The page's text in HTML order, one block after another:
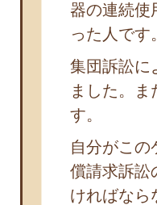
器の連続使
った人です
集団訴訟に
ました。
す。
自分がこの
償請求訴訟
ければなら